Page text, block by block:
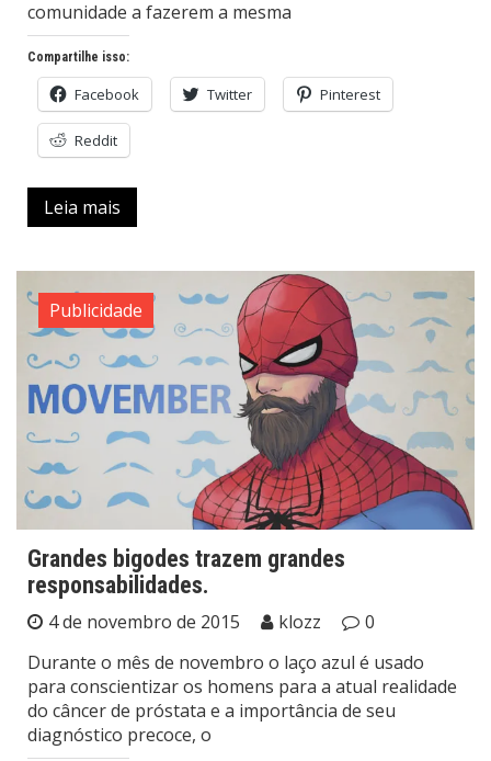
comunidade a fazerem a mesma
Compartilhe isso:
Facebook Twitter Pinterest
Reddit
Leia mais
Publicidade
Grandes bigodes trazem grandes
responsabilidades.
4 de novembro de 2015 klozz
0
Durante o mês de novembro o laço azul é usado
para conscientizar os homens para a atual realidade
do câncer de próstata e a importância de seu
diagnóstico precoce, o